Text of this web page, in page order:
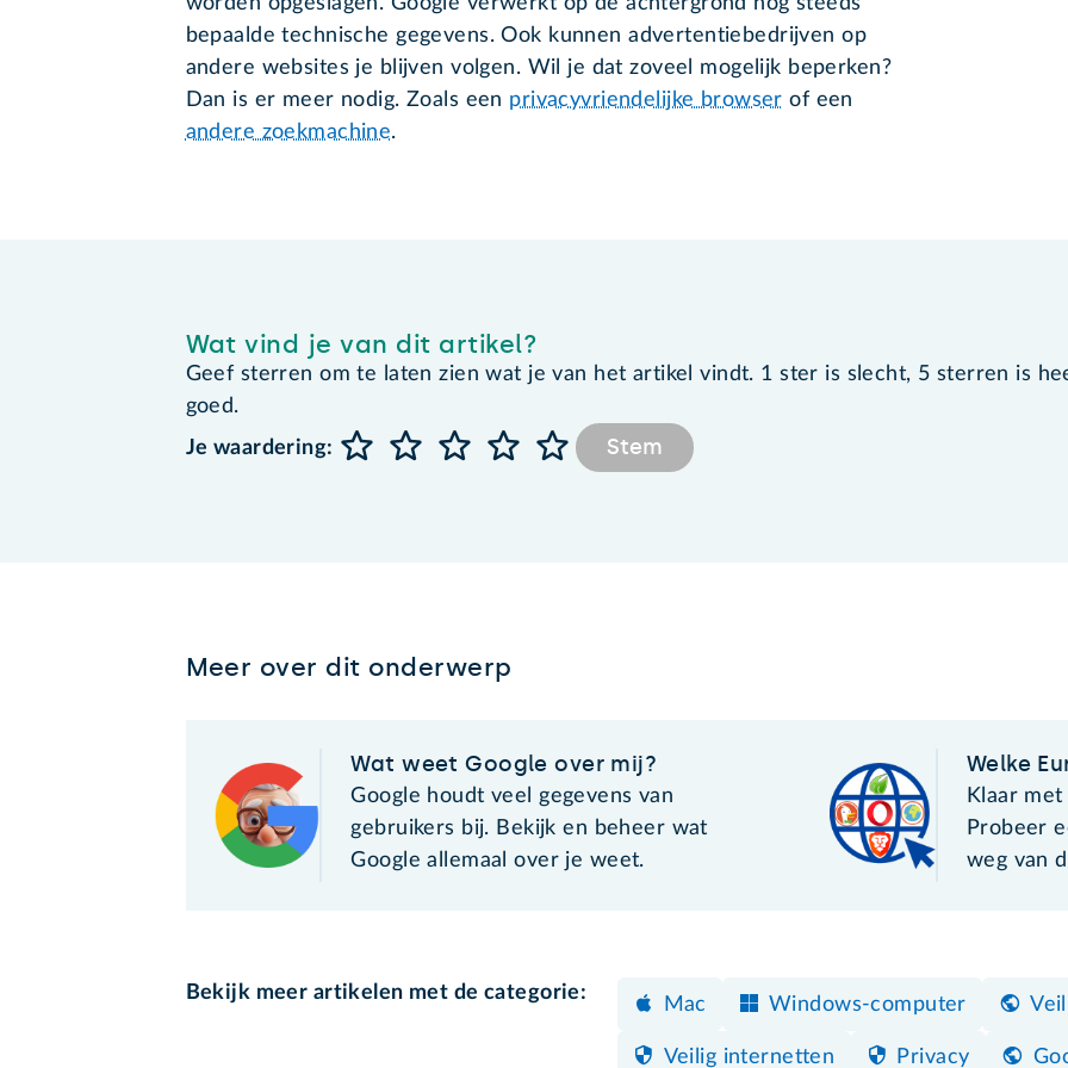
bepaalde technische gegevens. Ook kunnen advertentiebedrijven op
andere websites je blijven volgen. Wil je dat zoveel mogelijk beperken?
Dan is er meer nodig. Zoals een privacyvriendelijke browser of een
andere zoekmachine.
Wat vind je van dit artikel?
Geef sterren om te laten zien wat je van het artikel vindt. 1 ster is slecht, 5 sterren is
goed.
Je waardering:
Stem
Meer over dit onderwerp
Wat weet Google over mij?
Google houdt veel gegevens van
gebruikers bij. Bekijk en beheer wat
Google allemaal over je weet.
Welke
Klaar
Probeer
weg van
Bekijk meer artikelen met de categorie:
Mac Windows-computer
Veilig internetten Privacy